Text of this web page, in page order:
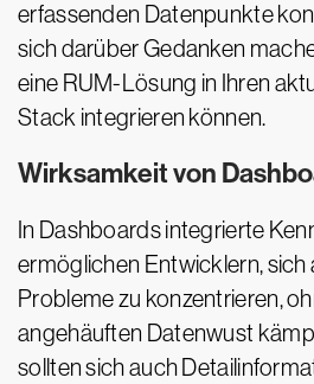
erfassenden Datenpunkte
sich darüber Gedanken
eine RUM-Lösung in Ihren
Stack integrieren können.
Wirksamkeit von
In Dashboards integrierte
ermöglichen Entwicklern, sich
Probleme zu konzentrieren,
angehäuften Datenwust
sollten sich auch